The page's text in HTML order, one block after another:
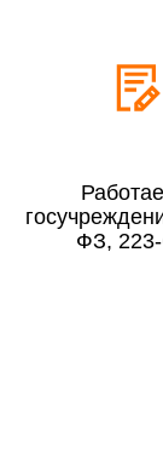
Свыше 300 000
Сборка в
По Москве
По
ФЗ,